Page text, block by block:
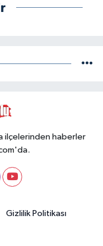
ilçelerinden haberler
Gizlilik Politikası